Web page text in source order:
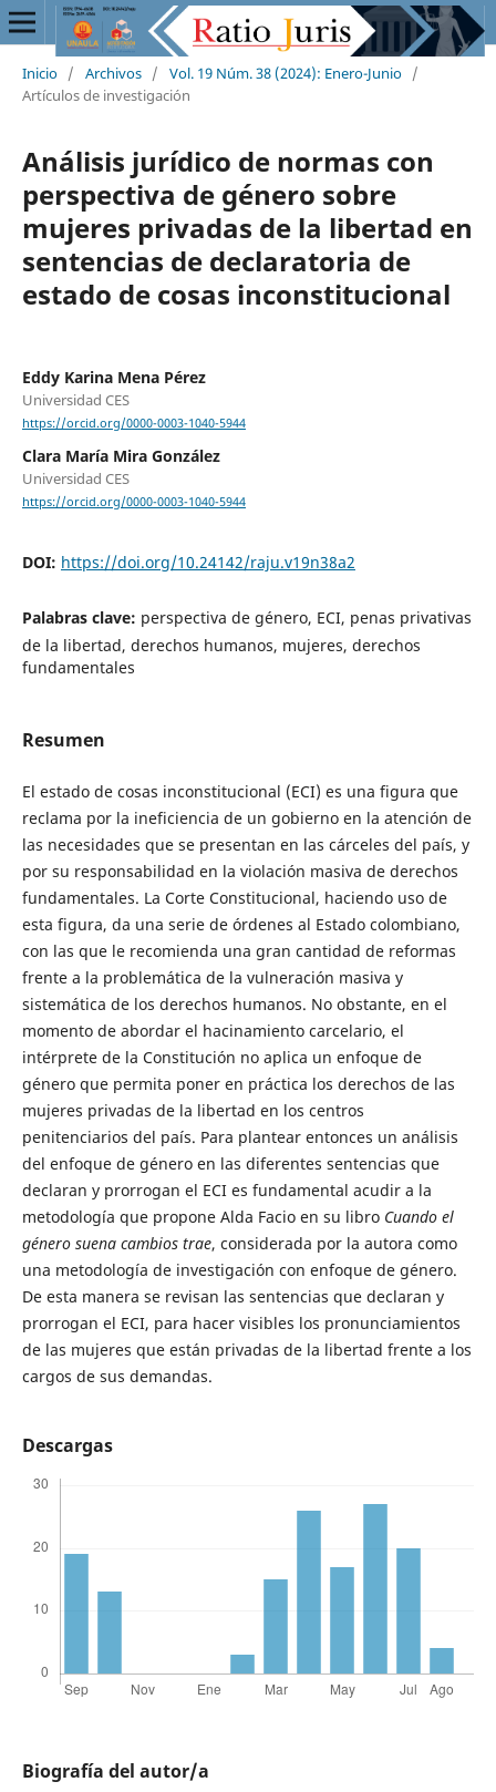
Inicio / Archivos / Vol. 19 Núm. 38 (2024): Enero-Junio /
Artículos de investigación
Análisis jurídico de normas con
perspectiva de género sobre
mujeres privadas de la libertad en
sentencias de declaratoria de
estado de cosas inconstitucional
Eddy Karina Mena Pérez
Universidad CES
https://orcid.org/0000-0003-1040-5944
Clara María Mira González
Universidad CES
https://orcid.org/0000-0003-1040-5944
DOI: https://doi.org/10.24142/raju.v19n38a2
Palabras clave: perspectiva de género, ECI, penas privativas
de la libertad, derechos humanos, mujeres, derechos
fundamentales
Resumen
El estado de cosas inconstitucional (ECI) es una figura que
reclama por la ineficiencia de un gobierno en la atención de
las necesidades que se presentan en las cárceles del país, y
por su responsabilidad en la violación masiva de derechos
fundamentales. La Corte Constitucional, haciendo uso de
esta figura, da una serie de órdenes al Estado colombiano,
con las que le recomienda una gran cantidad de reformas
frente a la problemática de la vulneración masiva y
sistemática de los derechos humanos. No obstante, en el
momento de abordar el hacinamiento carcelario, el
intérprete de la Constitución no aplica un enfoque de
género que permita poner en práctica los derechos de las
mujeres privadas de la libertad en los centros
penitenciarios del país. Para plantear entonces un análisis
del enfoque de género en las diferentes sentencias que
declaran y prorrogan el ECI es fundamental acudir a la
metodología que propone Alda Facio en su libro Cuando el
género suena cambios trae, considerada por la autora como
una metodología de investigación con enfoque de género.
De esta manera se revisan las sentencias que declaran y
prorrogan el ECI, para hacer visibles los pronunciamientos
de las mujeres que están privadas de la libertad frente a los
cargos de sus demandas.
Descargas
Biografía del autor/a